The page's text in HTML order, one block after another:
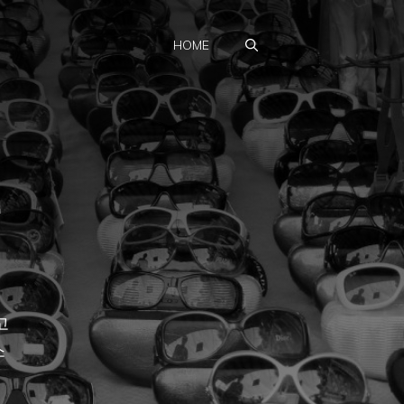
HOME